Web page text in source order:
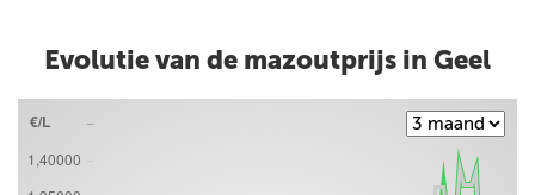
Evolutie van de mazoutprijs in Geel